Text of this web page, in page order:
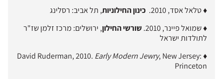
♦ טלאל אסד, 2010. כינון החילוניות, תל אביב: רסלינג
♦ שמואל פיינר, 2010.
שורשי החילון, ירושלים: מרכז זלמן שז"ר
לתולדות ישראל
♦ David Ruderman, 2010.
Early Modern Jewry, New Jersey:
Princeton